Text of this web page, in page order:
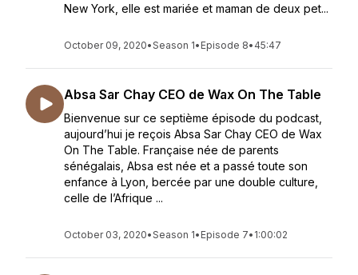
New York, elle est mariée et maman de deux pet...
October 09, 2020•Season 1• Episode 8• 45:47
Absa Sar Chay CEO de Wax On The Table
Bienvenue sur ce septième épisode du podcast,
aujourd’hui je reçois Absa Sar Chay CEO de Wax
On The Table. Française née de parents
sénégalais, Absa est née et a passé toute son
enfance à Lyon, bercée par une double culture,
celle de l’Afrique ...
October 03, 2020•Season 1• Episode 7• 1:00:02